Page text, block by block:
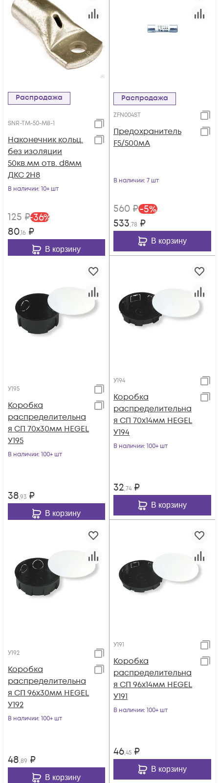
Распродажа
SNR-TM-50-M8-1
Наконечник кольц.
без изоляции
50кв.мм отв. d8мм
ДКС 2H8
В наличии: 10+ шт
125 ₽-36%
80,16 ₽
В корзину
Распродажа
ZFN004ST
Предохранитель
F5/500мА
В наличии: 7 шт
560 ₽-5%
533,78 ₽
В корзину
У195
Коробка
распределительна
я СП 70х30мм HEGEL
У195
В наличии: 100+ шт
38,93 ₽
В корзину
У194
Коробка
распределительна
я СП 70х14мм HEGEL
У194
В наличии: 100+ шт
32,74 ₽
В корзину
У192
Коробка
распределительна
я СП 96х30мм HEGEL
У192
В наличии: 100+ шт
48,89 ₽
В корзину
У191
Коробка
распределительна
я СП 96х14мм HEGEL
У191
В наличии: 100+ шт
46,45 ₽
В корзину